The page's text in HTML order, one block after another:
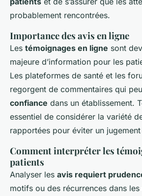
probablement rencontrées.
Importance des avis en ligne
Les témoignages en ligne sont
majeure d’information pour les
Les plateformes de santé et les
regorgent de commentaires qui
confiance dans un établissement.
essentiel de considérer la variété
rapportées pour éviter un
Comment interpréter les
patients
Analyser les avis requiert
motifs ou des récurrences dans